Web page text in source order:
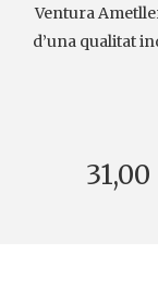
Ventura
d’una qualitat